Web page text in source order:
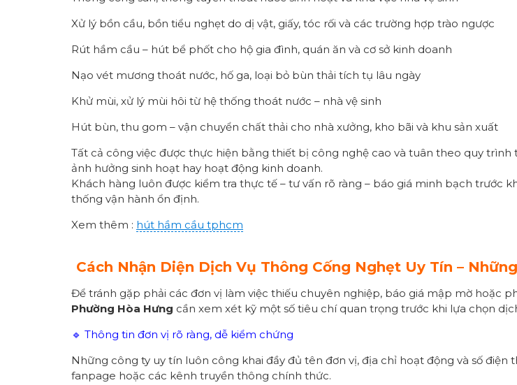
Xử lý bồn cầu, bồn tiểu nghẹt do dị vật, giấy, tóc rối và các trường hợp trào ngược
Rút hầm cầu – hút bể phốt cho hộ gia đình, quán ăn và cơ sở kinh doanh
Nạo vét mương thoát nước, hố ga, loại bỏ bùn thải tích tụ lâu ngày
Khử mùi, xử lý mùi hôi từ hệ thống thoát nước – nhà vệ sinh
Hút bùn, thu gom – vận chuyển chất thải cho nhà xưởng, kho bãi và khu sản xuất
Tất cả công việc được thực hiện bằng thiết bị công nghệ cao và tuân theo quy
ảnh hưởng sinh hoạt hay hoạt động kinh doanh.
Khách hàng luôn được kiểm tra thực tế – tư vấn rõ ràng – báo giá minh bạch trước
thống vận hành ổn định.
Xem thêm : hút hầm cầu tphcm
Cách Nhận Diện Dịch Vụ Thông Cống Nghẹt Uy Tín –
Để tránh gặp phải các đơn vị làm việc thiếu chuyên nghiệp, báo giá mập mờ hoặc
Phường Hòa Hưng cần xem xét kỹ một số tiêu chí quan trọng trước khi lựa chọn
🔹 Thông tin đơn vị rõ ràng, dễ kiểm chứng
Những công ty uy tín luôn công khai đầy đủ tên đơn vị, địa chỉ hoạt động và số
fanpage hoặc các kênh truyền thông chính thức.